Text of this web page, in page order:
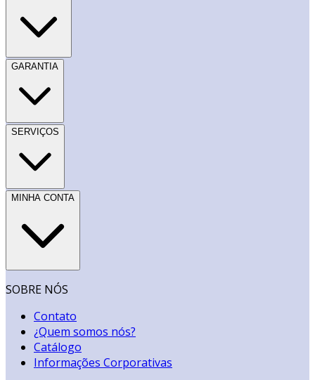
GARANTIA
SERVIÇOS
MINHA CONTA
SOBRE NÓS
Contato
¿Quem somos nós?
Catálogo
Informações Corporativas